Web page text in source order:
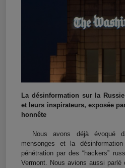
La désinformation sur la
et leurs inspirateurs, exposée
honnête
Nous avons déjà évoqué
mensonges et la
pénétration par des “hackers”
Vermont. Nous avions aussi